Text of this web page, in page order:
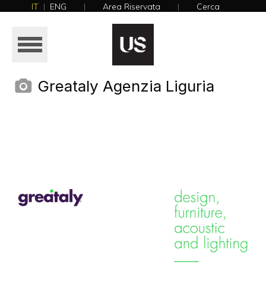
IT | ENG | Area Riservata | Cerca
HOME
AZIENDA
NEWS
Greataly Agenzia Liguria